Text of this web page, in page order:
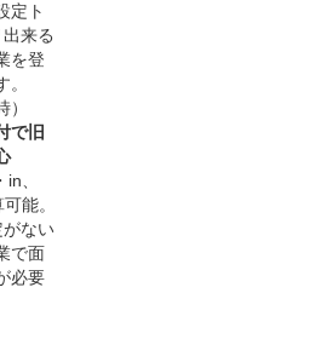
定ト
来る
を登
で旧
、
能。
ない
で面
必要